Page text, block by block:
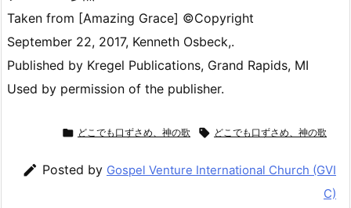
Taken from [Amazing Grace] ©Copyright
September 22, 2017, Kenneth Osbeck,.
Published by Kregel Publications, Grand Rapids, MI
Used by permission of the publisher.
 どこでも口ずさめ、神の歌  どこでも口ずさめ、神の歌
 Posted by Gospel Venture International Church (GVI
C)